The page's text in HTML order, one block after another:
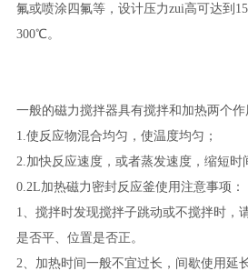
氟或喷涂四氟等，设计压力zui高可达到
300℃。
一般的磁力搅拌器具有搅拌和加热两个作
1.使反应物混合均匀，使温度均匀；
2.加快反应速度，或者蒸发速度，缩短时
0.2L加热磁力密封反应釜使用注意事项：
1、搅拌时发现搅拌子跳动或不搅拌时，
是否平、位置是否正。
2、加热时间一般不宜过长，间歇使用延